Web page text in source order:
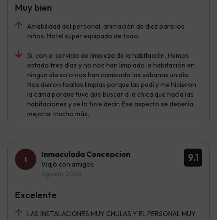
Amabilidad del personal, animación de diez para los
niños. Hotel super equipado de todo.
Si, con el servicio de limpieza de la habitación. Hemos
estado tres días y no nos han limpiado la habitación en
ningún día solo nos han cambiado las sábanas un día.
Nos dieron toallas limpias porque las pedí y me hicieron
la cama porque tuve que buscar a la chica que hacía las
habitaciones y se lo tuve decir. Ese aspecto se debería
mejorar mucho más.
Muy bien
9.1
Inmaculada Concepcion
Viajó con amigos
Agosto 2026
LAS INSTALACIONES MUY CHULAS Y EL PERSONAL MUY
Excelente